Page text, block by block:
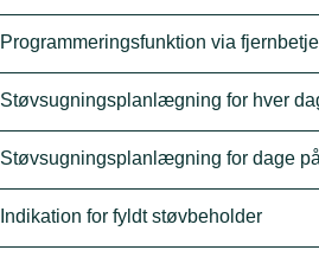
Programmeringsfunktion via
Støvsugningsplanlægning for hver
Støvsugningsplanlægning for dage
Indikation for fyldt støvbeholder